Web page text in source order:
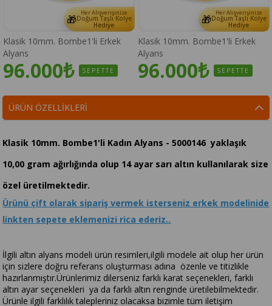
ÜRÜN ÖZELLIKLERI
Klasik 10mm. Bombe1'li Kadın Alyans - 5000146 yaklaşık
10,00 gram ağırlığında olup 14 ayar sarı altın kullanılarak size
özel üretilmektedir.
Ürünü çift olarak sipariş vermek isterseniz erkek modelinide
linkten sepete eklemenizi rica ederiz..
İlgili altın alyans modeli ürün resimleri,ilgili modele ait olup her ürün
için sizlere doğru referans oluşturması adına özenle ve titizlikle
hazırlanmıştır.Ürünlerimiz dilerseniz farklı karat seçenekleri, farklı
altın ayar seçenekleri ya da farklı altın renginde üretilebilmektedir.
Ürünle ilgili farklılık talepleriniz olacaksa bizimle tüm iletişim
🎁 Her Alışverişinize
Doğum Taşlı Kolye
Hediye
Klasik 10mm. Bombe1'li Erkek
Alyans
96.000₺ SEPETTE
🎁 Her Alışverişinize
Doğum Taşlı Kolye
Hediye
Klasik 10mm. Bombe1'li Erkek
Alyans
96.000₺ SEPETTE